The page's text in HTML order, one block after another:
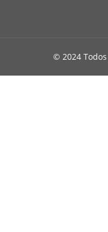
© 2024